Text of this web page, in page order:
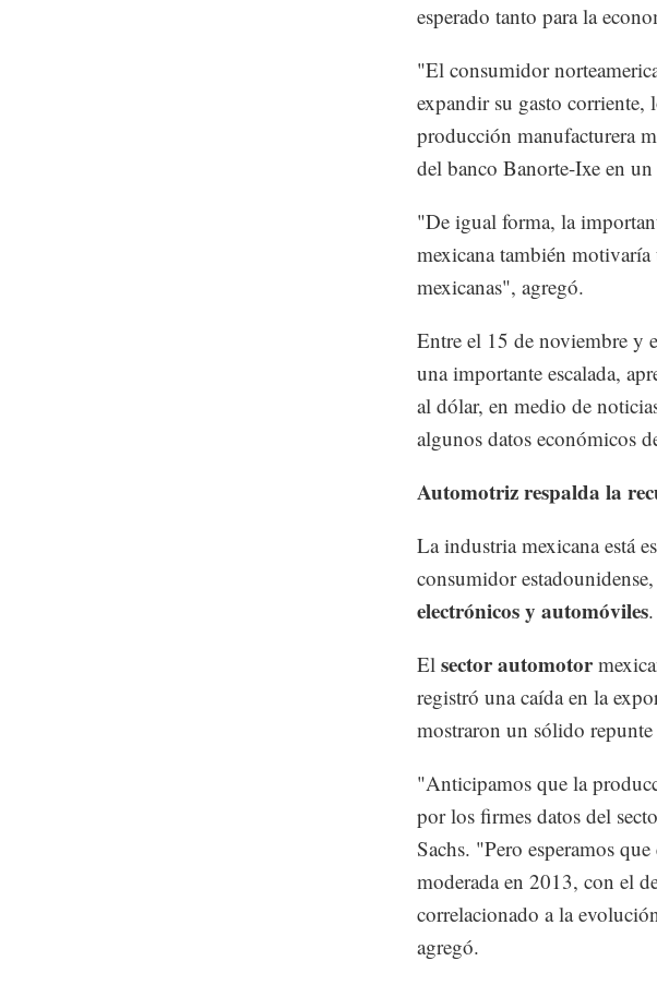
esperado tanto para la
"El consumidor
expandir su gasto
producción manufacturera
del banco Banorte-Ixe en
"De igual forma, la
mexicana también
mexicanas", agregó.
Entre el 15 de noviembre y
una importante escalada,
al dólar, en medio de
algunos datos económicos
Automotriz respalda la
La industria mexicana está
consumidor
electrónicos y automóviles.
El sector automotor
registró una caída en la
mostraron un sólido
"Anticipamos que la
por los firmes datos del
Sachs. "Pero esperamos
moderada en 2013, con el
correlacionado a la
agregó.